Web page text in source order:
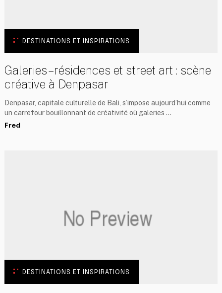
DESTINATIONS ET INSPIRATIONS
Galeries – résidences et street art : scène
créative à Denpasar
Denpasar, capitale culturelle de Bali, s’impose aujourd’hui comme
un carrefour bouillonnant de créativité où galeries …
Fred
DESTINATIONS ET INSPIRATIONS